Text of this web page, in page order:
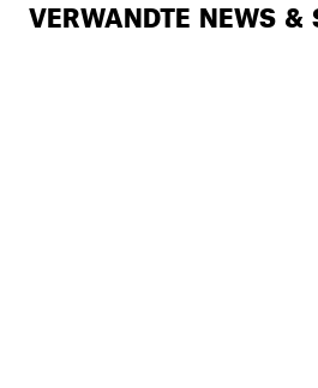
VERWANDTE NEWS &